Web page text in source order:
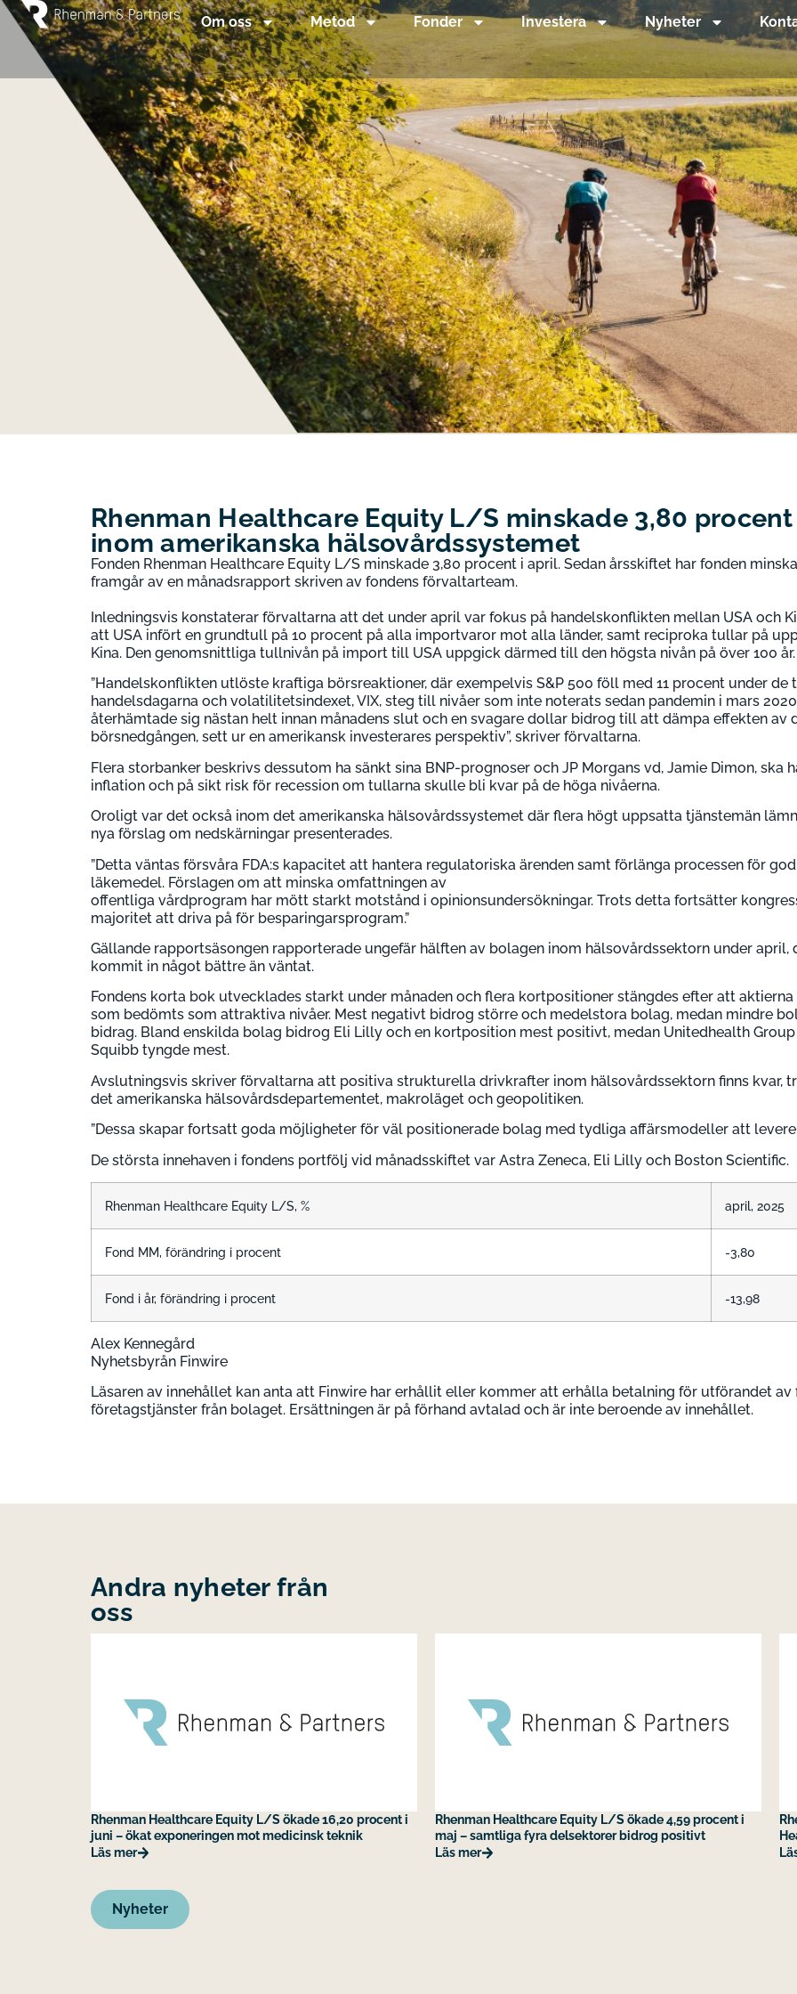
Om oss Metod Fonder Investera Nyheter
Rhenman Healthcare Equity L/S minskade 3,80
inom amerikanska hälsovårdssystemet
Fonden Rhenman Healthcare Equity L/S minskade 3,80 procent i april. Sedan årsskiftet har fonden
framgår av en månadsrapport skriven av fondens förvaltarteam.
Inledningsvis konstaterar förvaltarna att det under april var fokus på handelskonflikten mellan USA och
att USA infört en grundtull på 10 procent på alla importvaror mot alla länder, samt reciproka tullar på
Kina. Den genomsnittliga tullnivån på import till USA uppgick därmed till den högsta nivån på över 100 år.
”Handelskonflikten utlöste kraftiga börsreaktioner, där exempelvis S&P 500 föll med 11 procent under de
handelsdagarna och volatilitetsindexet, VIX, steg till nivåer som inte noterats sedan pandemin i mars
återhämtade sig nästan helt innan månadens slut och en svagare dollar bidrog till att dämpa effekten av
börsnedgången, sett ur en amerikansk investerares perspektiv”, skriver förvaltarna.
Flera storbanker beskrivs dessutom ha sänkt sina BNP-prognoser och JP Morgans vd, Jamie Dimon, ska
inflation och på sikt risk för recession om tullarna skulle bli kvar på de höga nivåerna.
Oroligt var det också inom det amerikanska hälsovårdssystemet där flera högt uppsatta tjänstemän
nya förslag om nedskärningar presenterades.
”Detta väntas försvåra FDA:s kapacitet att hantera regulatoriska ärenden samt förlänga processen för
läkemedel. Förslagen om att minska omfattningen av
offentliga vårdprogram har mött starkt motstånd i opinionsundersökningar. Trots detta fortsätter
majoritet att driva på för besparingarsprogram.”
Gällande rapportsäsongen rapporterade ungefär hälften av bolagen inom hälsovårdssektorn under april,
kommit in något bättre än väntat.
Fondens korta bok utvecklades starkt under månaden och flera kortpositioner stängdes efter att
som bedömts som attraktiva nivåer. Mest negativt bidrog större och medelstora bolag, medan mindre
bidrag. Bland enskilda bolag bidrog Eli Lilly och en kortposition mest positivt, medan Unitedhealth
Squibb tyngde mest.
Avslutningsvis skriver förvaltarna att positiva strukturella drivkrafter inom hälsovårdssektorn finns kvar,
det amerikanska hälsovårdsdepartementet, makroläget och geopolitiken.
”Dessa skapar fortsatt goda möjligheter för väl positionerade bolag med tydliga affärsmodeller att
De största innehaven i fondens portfölj vid månadsskiftet var Astra Zeneca, Eli Lilly och Boston Scientific.
Rhenman Healthcare Equity L/S, % april, 2025
Fond MM, förändring i procent -3,80
Fond i år, förändring i procent -13,98
Alex Kennegård
Nyhetsbyrån Finwire
Läsaren av innehållet kan anta att Finwire har erhållit eller kommer att erhålla betalning för utförandet av
företagstjänster från bolaget. Ersättningen är på förhand avtalad och är inte beroende av innehållet.
Andra nyheter från
oss
Rhenman Healthcare Equity L/S ökade 16,20 procent i
juni – ökat exponeringen mot medicinsk teknik
Läs mer
Rhenman Healthcare Equity L/S ökade 4,59 procent i
maj – samtliga fyra delsektorer bidrog positivt
Läs mer
Nyheter